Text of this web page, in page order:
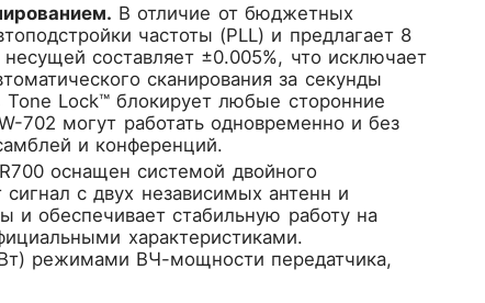
В отличие от бюджетных
частоты (PLL) и предлагает 8
составляет ±0.005%, что исключает
сканирования за секунды
Lock™ блокирует любые сторонние
702 могут работать одновременно и без
и конференций.
оснащен системой двойного
с двух независимых антенн и
и обеспечивает стабильную работу на
характеристиками.
режимами ВЧ-мощности передатчика,